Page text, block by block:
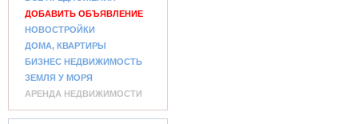
ДОБАВИТЬ ОБЪЯВЛЕНИЕ
НОВОСТРОЙКИ
ДОМА, КВАРТИРЫ
БИЗНЕС НЕДВИЖИМОСТЬ
ЗЕМЛЯ У МОРЯ
АРЕНДА НЕДВИЖИМОСТИ